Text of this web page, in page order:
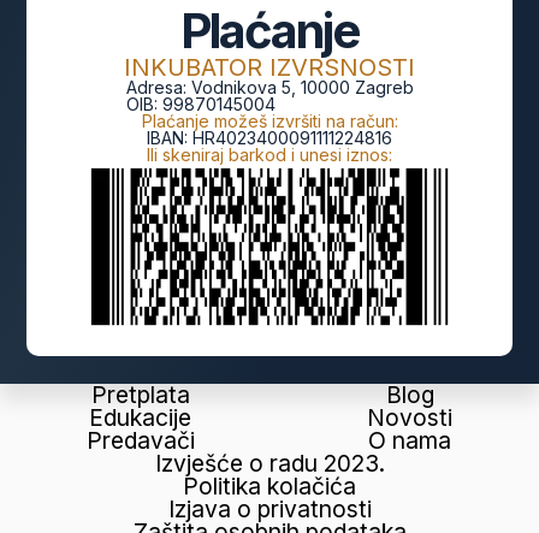
Plaćanje
INKUBATOR IZVRSNOSTI
Adresa: Vodnikova 5, 10000 Zagreb
OIB: 99870145004
Plaćanje možeš izvršiti na račun:
IBAN: HR4023400091111224816
Ili skeniraj barkod i unesi iznos:
Pretplata
Edukacije
Predavači
Blog
Novosti
O nama
Izvješće o radu 2023.
Politika kolačića
Izjava o privatnosti